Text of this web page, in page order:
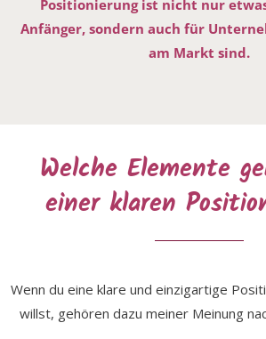
Positionierung ist nicht nur
Anfänger, sondern auch für
am Markt sind.
Welche Elemente
einer klaren
Wenn du eine klare und einzigartige
willst, gehören dazu meiner Meinung